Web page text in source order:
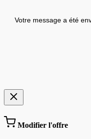
Votre message a été
Modifier l'offre